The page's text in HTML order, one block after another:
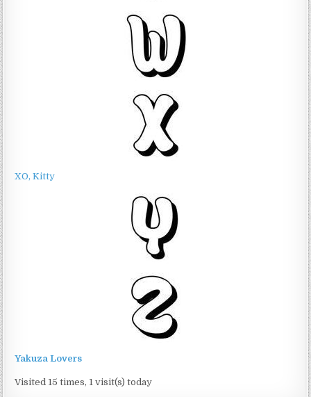
XO, Kitty
Yakuza Lovers
Visited 15 times, 1 visit(s) today